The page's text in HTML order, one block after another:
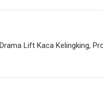
Drama Lift Kaca Kelingking,